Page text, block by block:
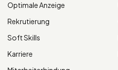
Optimale Anzeige
Rekrutierung
Soft Skills
Karriere